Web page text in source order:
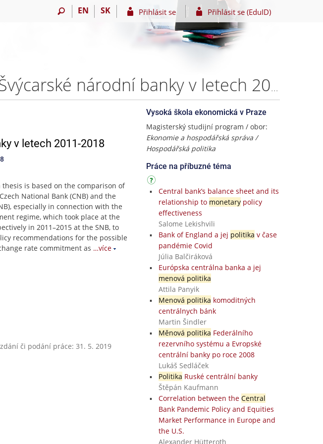
EN SK Přihlásit se Přihlásit se (EduID)
Komparace kursových závazků České a Švýcarské národní banky v letech 2011-2018 – Martin Lukáč
v letech 2011-2018
is based on the comparison of
National Bank (CNB) and the
especially in connection with the
regime, which took place at the
in 2011–2015 at the SNB, to
recommendations for the possible
rate commitment as …více
či podání práce: 31. 5. 2019
Vysoká škola ekonomická v Praze
Magisterský studijní program / obor:
Ekonomie a hospodářská správa /
Hospodářská politika
Práce na příbuzné téma
Central bank’s balance sheet and its
relationship to monetarypolicy
effectiveness
Salome Lekishvili
Bank of England a jej politika v čase
pandémie Covid
Júlia Balčiráková
Európska centrálna banka a jej
menová politika
Attila Panyik
Menová politika komoditných
centrálnych bánk
Martin Šindler
Měnová politika Federálního
rezervního systému a Evropské
centrální banky po roce 2008
Lukáš Sedláček
Politika Ruské centrální banky
Štěpán Kaufmann
Correlation between the Central
Bank Pandemic Policy and Equities
Market Performance in Europe and
the U.S.
Alexander Hütteroth